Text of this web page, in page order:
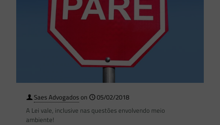
Saes Advogadoson
05/02/2018
A Lei vale, inclusive nas questões envolvendo meio
ambiente!